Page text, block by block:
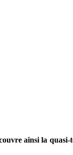
ainsi la quasi-